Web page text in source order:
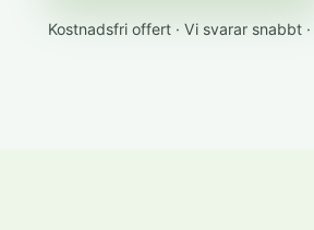
Kostnadsfri offert · Vi svarar snabbt